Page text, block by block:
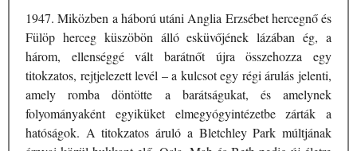
1947. Miközben a háború utáni Anglia Erzsébet hercegnő és
Fülöp herceg küszöbön álló esküvőjének lázában ég, a
három, ellenséggé vált barátnőt újra összehozza egy
titokzatos, rejtjelezett levél – a kulcsot egy régi árulás jelenti,
amely romba döntötte a barátságukat, és amelynek
folyományaként egyiküket elmegyógyintézetbe zárták a
hatóságok. A titokzatos áruló a Bletchley Park múltjának